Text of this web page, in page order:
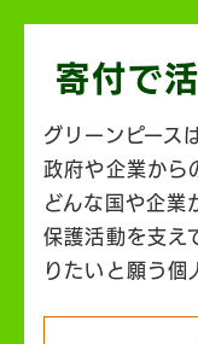
寄付で
グリーンピース
政府や企業から
どんな国や企業
保護活動を支え
りたいと願う個